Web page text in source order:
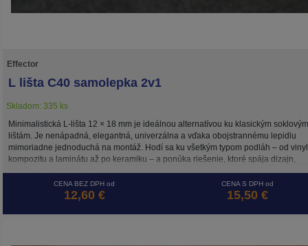
Effector
L lišta C40 samolepka 2v1
Skladom: 335 ks
Minimalistická L-lišta 12 × 18 mm je ideálnou alternatívou ku klasickým soklovým
lištám. Je nenápadná, elegantná, univerzálna a vďaka obojstrannému lepidlu
mimoriadne jednoduchá na montáž. Hodí sa ku všetkým typom podláh – od
kompozitu a laminátu až po keramiku – a ponúka riešenie, ktoré spája dizajn,
CENA BEZ DPH od
12,60 €
CENA S DPH od
15,50 €